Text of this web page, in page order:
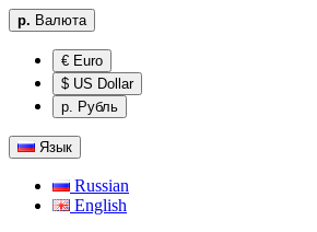
р. Валюта
€ Euro
$ US Dollar
р. Рубль
Язык
Russian
English